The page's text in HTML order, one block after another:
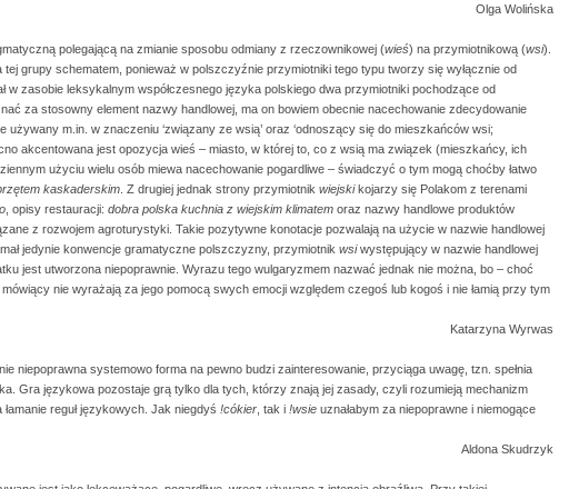
Olga Wolińska
polegającą na zmianie sposobu odmiany z rzeczownikowej (wieś) na przymiotnikową (wsi).
grupy schematem, ponieważ w polszczyźnie przymiotniki tego typu tworzy się wyłącznie od
w zasobie leksykalnym współczesnego języka polskiego dwa przymiotniki pochodzące od
za stosowny element nazwy handlowej, ma on bowiem obecnie nacechowanie zdecydowanie
używany m.in. w znaczeniu ‘związany ze wsią’ oraz ‘odnoszący się do mieszkańców wsi;
akcentowana jest opozycja wieś – miasto, w której to, co z wsią ma związek (mieszkańcy, ich
użyciu wielu osób miewa nacechowanie pogardliwe – świadczyć o tym mogą choćby łatwo
kaskaderskim . Z drugiej jednak strony przymiotnik wiejskikojarzy się Polakom z terenami
, opisy restauracji: dobra polska kuchnia z wiejskim klimatem oraz nazwy handlowe produktów
z rozwojem agroturystyki. Takie pozytywne konotacje pozwalają na użycie w nazwie handlowej
jedynie konwencje gramatyczne polszczyzny, przymiotnik wsiwystępujący w nazwie handlowej
jest utworzona niepoprawnie. Wyrazu tego wulgaryzmem nazwać jednak nie można, bo – choć
nie wyrażają za jego pomocą swych emocji względem czegoś lub kogoś i nie łamią przy tym
Katarzyna Wyrwas
systemowo forma na pewno budzi zainteresowanie, przyciąga uwagę, tzn. spełnia
Gra językowa pozostaje grą tylko dla tych, którzy znają jej zasady, czyli rozumieją mechanizm
reguł językowych. Jak niegdyś !cókier , tak i !wsie uznałabym za niepoprawne i niemogące
Aldona Skudrzyk